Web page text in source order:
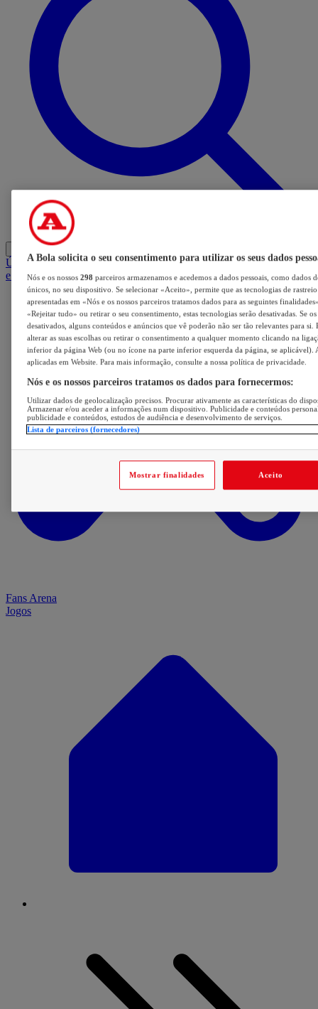
ÚltimasMercadoOpiniãoiGaming HubA BOLA SUGEREBarba
e Cabelo
Fans Arena
Jogos
A Bola solicita o seu consentimento para utilizar os seus dados
Nós e os nossos 298 parceiros armazenamos e acedemos a dados pessoais, como dados
únicos, no seu dispositivo. Se selecionar «Aceito», permite que as tecnologias de
apresentadas em «Nós e os nossos parceiros tratamos dados para as seguintes
«Rejeitar tudo» ou retirar o seu consentimento, estas tecnologias serão desativadas. Se
desativados, alguns conteúdos e anúncios que vê poderão não ser tão relevantes para si.
alterar as suas escolhas ou retirar o consentimento a qualquer momento clicando na
inferior da página Web (ou no ícone na parte inferior esquerda da página, se aplicável).
aplicadas em Website. Para mais informação, consulte a nossa política de privacidade.
Nós e os nossos parceiros tratamos os dados para fornecermos:
Utilizar dados de geolocalização precisos. Procurar ativamente as características do
Armazenar e/ou aceder a informações num dispositivo. Publicidade e conteúdos
publicidade e conteúdos, estudos de audiência e desenvolvimento de serviços.
Lista de parceiros (fornecedores)
Mostrar finalidades Aceito